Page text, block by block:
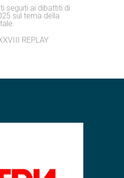
seguiti ai dibattiti di
sul tema della
REPLAY